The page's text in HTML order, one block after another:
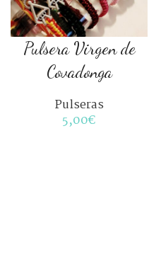
COLOR
Pulsera Virgen de
Covadonga
Pulseras
5,00€